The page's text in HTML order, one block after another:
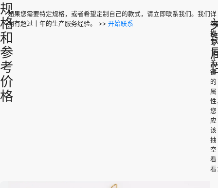
规
格
和
参
考
价
格
NO. Color Size Weight
Unit
如果您需要特定规格，或者希望定制自己的款式，请立即联系我们。我们
拥有超过十年的生产服务经验。 >> 开始联系
详
细
描
写
了
关
键
的
属
性
您
应
该
抽
空
看
看